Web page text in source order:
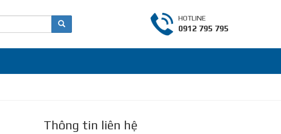
HOTLINE
0912 795 795
Thông tin liên hệ